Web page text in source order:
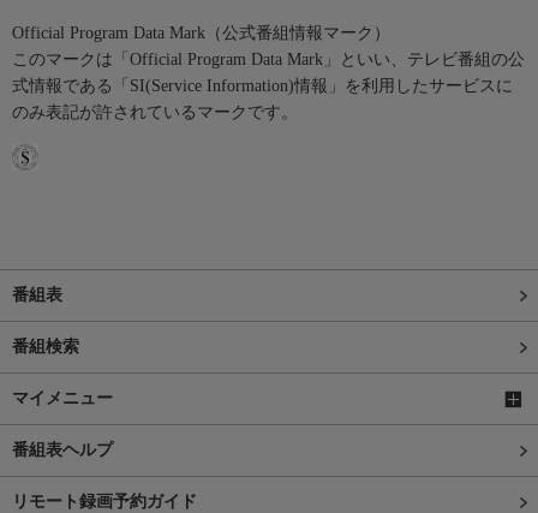
Official Program Data Mark（公式番組情報マーク）
このマークは「Official Program Data Mark」といい、テレビ番組の公
式情報である「SI(Service Information)情報」を利用したサービスに
のみ表記が許されているマークです。
番組表
番組検索
マイメニュー
番組表ヘルプ
リモート録画予約ガイド